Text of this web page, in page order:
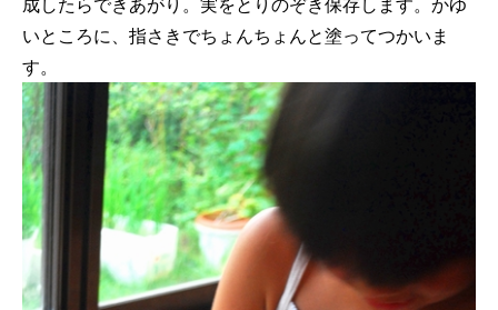
成したらできあがり。実をとりのぞき保存します。かゆ
いところに、指さきでちょんちょんと塗ってつかいま
す。